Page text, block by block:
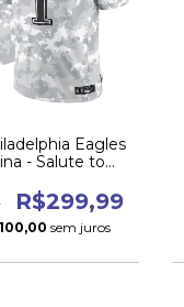
Eagles
- Salute to
R$299,99
sem juros